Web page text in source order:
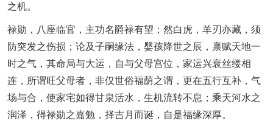
之机。
禄勋，八座临官，主功名爵禄有望；然白虎，羊刃亦藏，须
防突发之伤损；论及子嗣缘法，婴孩降世之辰，禀赋天地一
时之气，其命局与大运，自与父母宫位，家运兴衰丝缕相
连，所谓旺父母者，非仅世俗福荫之谓，更在五行互补，气
场与合，使家宅如得甘泉活水，生机流转不息；乘天河水之
润泽，得禄勋之嘉勉，择吉月而诞，自是福缘深厚。